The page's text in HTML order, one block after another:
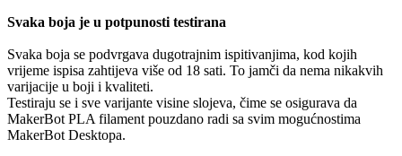
Svaka boja je u potpunosti testirana
Svaka boja se podvrgava dugotrajnim ispitivanjima, kod kojih
vrijeme ispisa zahtijeva više od 18 sati. To jamči da nema nikakvih
varijacije u boji i kvaliteti.
Testiraju se i sve varijante visine slojeva, čime se osigurava da
MakerBot PLA filament pouzdano radi sa svim mogućnostima
MakerBot Desktopa.